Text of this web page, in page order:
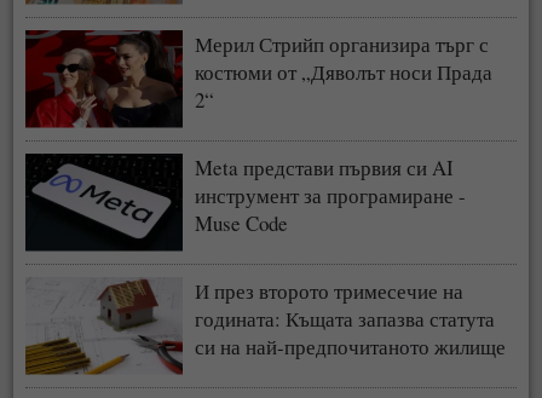
Мерил Стрийп организира търг с
костюми от „Дяволът носи Прада
2“
Meta представи първия си AI
инструмент за програмиране -
Muse Code
И през второто тримесечие на
годината: Къщата запазва статута
си на най-предпочитаното жилище